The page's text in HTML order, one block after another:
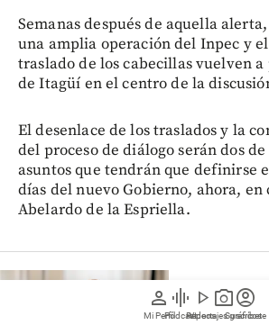
person
Mi Perfil
graphic_eq
Pódcast
play_arrow
Videos
photo_camera
Reportajes gráficos
account_circle
Suscríbete
Semanas después de aquella
una amplia operación del Inpec y
traslado de los cabecillas vuelven
de Itagüí en el centro de la
El desenlace de los traslados y la
del proceso de diálogo serán dos
asuntos que tendrán que definirse
días del nuevo Gobierno, ahora, en
Abelardo de la Espriella.
Medellín
Claudia